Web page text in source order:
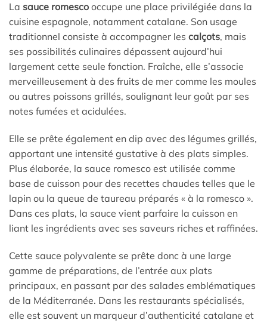
La sauce romesco occupe une place privilégiée dans la
cuisine espagnole, notamment catalane. Son usage
traditionnel consiste à accompagner les calçots, mais
ses possibilités culinaires dépassent aujourd’hui
largement cette seule fonction. Fraîche, elle s’associe
merveilleusement à des fruits de mer comme les moules
ou autres poissons grillés, soulignant leur goût par ses
notes fumées et acidulées.
Elle se prête également en dip avec des légumes grillés,
apportant une intensité gustative à des plats simples.
Plus élaborée, la sauce romesco est utilisée comme
base de cuisson pour des recettes chaudes telles que le
lapin ou la queue de taureau préparés « à la romesco ».
Dans ces plats, la sauce vient parfaire la cuisson en
liant les ingrédients avec ses saveurs riches et raffinées.
Cette sauce polyvalente se prête donc à une large
gamme de préparations, de l’entrée aux plats
principaux, en passant par des salades emblématiques
de la Méditerranée. Dans les restaurants spécialisés,
elle est souvent un marqueur d’authenticité catalane et